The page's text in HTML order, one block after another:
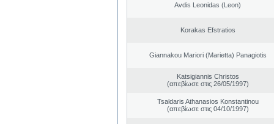
Avdis Leonidas (Leon)
Korakas Efstratios
Giannakou Mariori (Marietta) Panagiotis
Katsigiannis Christos
(απεβίωσε στις 26/05/1997)
Tsaldaris Athanasios Konstantinou
(απεβίωσε στις 04/10/1997)